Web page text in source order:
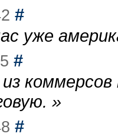
#
уже
#
»
#